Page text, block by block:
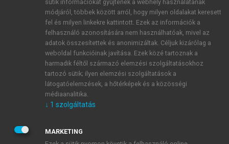
ÚJ FIÓK LÉTREHOZÁSA
1 óra díjmentes hozzáférés
E-MAIL-CÍM
JELSZÓ
sütik információkat gyűjtenek a webhely használatának
módjáról, többek között arról, hogy milyen oldalakat keresett
fel és milyen linkekre kattintott. Ezek az információk a
felhasználó azonosítására nem használhatóak, mivel az
adatok összesítettek és anonimizáltak. Céljuk kizárólag a
weboldal funkcióinak javítása. Ezek közé tartoznak a
harmadik féltől származó elemzési szolgáltatásokhoz
tartozó sütik; ilyen elemzési szolgáltatások a
látogatóelemzések, a hőtérképek és a közösségi
médiaanalitika.
↓ 1 szolgáltatás
MARKETING